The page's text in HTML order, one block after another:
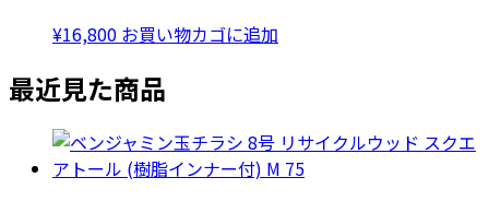
¥16,800 お買い物カゴに追加
最近見た商品